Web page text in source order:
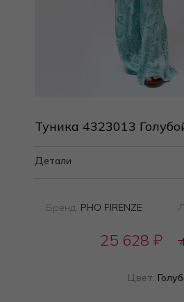
Туника 4323013
Детали
Бренд: PHO FIRENZE
25 628 ₽
Цвет: